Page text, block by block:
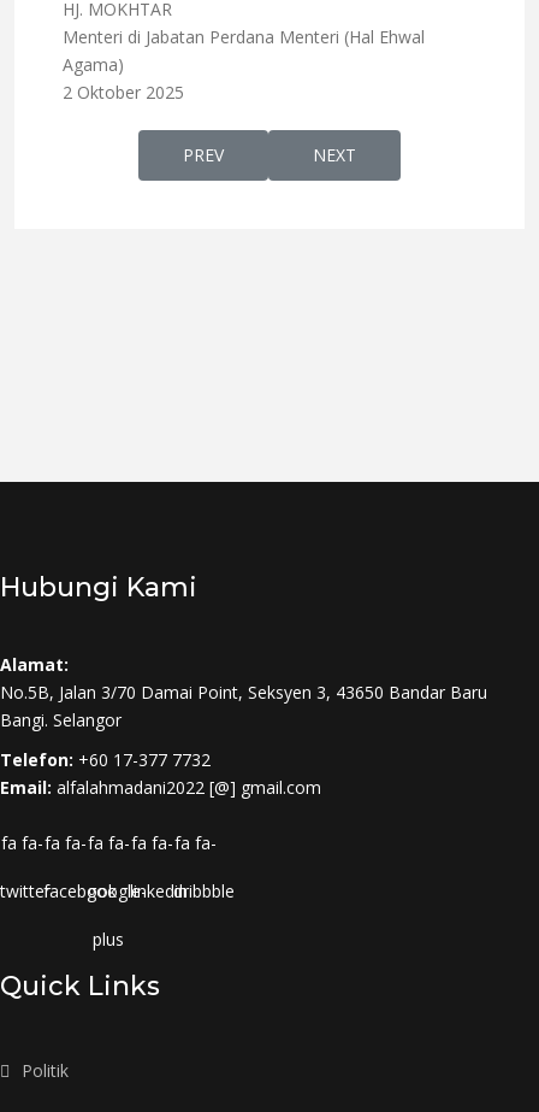
HJ. MOKHTAR
Menteri di Jabatan Perdana Menteri (Hal Ehwal
Agama)
2 Oktober 2025
PREVIOUS ARTICLE: DUNIA TERUS
PREV NEXT ARTICLE: GLOBAL
NEXT
Hubungi Kami
Alamat:
No.5B, Jalan 3/70 Damai Point, Seksyen 3, 43650 Bandar Baru
Bangi. Selangor
Telefon: +60 17-377 7732
Email: alfalahmadani2022 [@] gmail.com
fa fa-
twitter
fa fa-
facebook
fa fa-
google-
plus
fa fa-
linkedin
fa fa-
dribbble
Quick Links
Politik